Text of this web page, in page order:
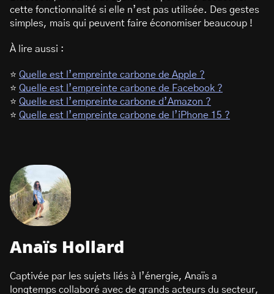
cette fonctionnalité si elle n’est pas utilisée. Des gestes
simples, mais qui peuvent faire économiser beaucoup !
À lire aussi :
⭐ Quelle est l’empreinte carbone de Apple ?
⭐ Quelle est l’empreinte carbone de Facebook ?
⭐ Quelle est l’empreinte carbone d’Amazon ?
⭐ Quelle est l’empreinte carbone de l’iPhone 15 ?
Anaïs Hollard
Captivée par les sujets liés à l’énergie, Anaïs a
longtemps collaboré avec de grands acteurs du secteur,